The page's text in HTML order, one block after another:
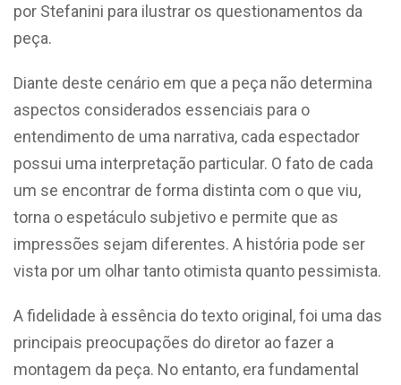
por Stefanini para ilustrar os questionamentos da
peça.
Diante deste cenário em que a peça não determina
aspectos considerados essenciais para o
entendimento de uma narrativa, cada espectador
possui uma interpretação particular. O fato de cada
um se encontrar de forma distinta com o que viu,
torna o espetáculo subjetivo e permite que as
impressões sejam diferentes. A história pode ser
vista por um olhar tanto otimista quanto pessimista.
A fidelidade à essência do texto original, foi uma das
principais preocupações do diretor ao fazer a
montagem da peça. No entanto, era fundamental